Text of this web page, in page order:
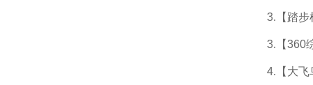
3.【踏步机
3.【360综
4.【大飞鸟